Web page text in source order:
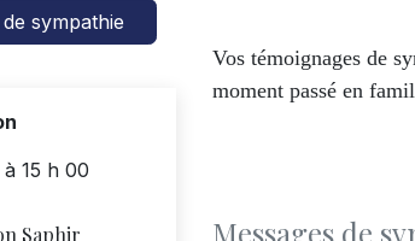
sympathie
à 15 h 00
Saphir
Vos témoignages de
moment passé en
Messages de